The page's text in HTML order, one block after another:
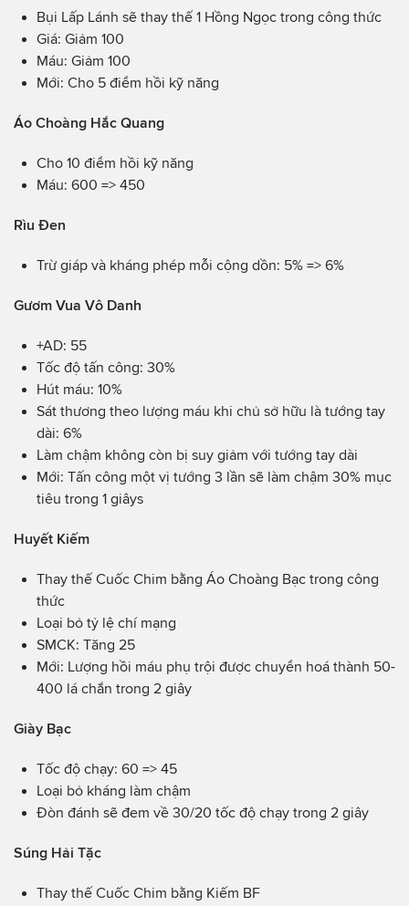
Bụi Lấp Lánh sẽ thay thế 1 Hồng Ngọc trong công thức
Giá: Giảm 100
Máu: Giảm 100
Mới: Cho 5 điểm hồi kỹ năng
Áo Choàng Hắc Quang
Cho 10 điểm hồi kỹ năng
Máu: 600 => 450
Rìu Đen
Trừ giáp và kháng phép mỗi cộng dồn: 5% => 6%
Gươm Vua Vô Danh
+AD: 55
Tốc độ tấn công: 30%
Hút máu: 10%
Sát thương theo lượng máu khi chủ sở hữu là tướng tay
dài: 6%
Làm chậm không còn bị suy giảm với tướng tay dài
Mới: Tấn công một vị tướng 3 lần sẽ làm chậm 30% mục
tiêu trong 1 giâys
Huyết Kiếm
Thay thế Cuốc Chim bằng Áo Choàng Bạc trong công
thức
Loại bỏ tỷ lệ chí mạng
SMCK: Tăng 25
Mới: Lượng hồi máu phụ trội được chuyển hoá thành 50-
400 lá chắn trong 2 giây
Giày Bạc
Tốc độ chạy: 60 => 45
Loại bỏ kháng làm chậm
Đòn đánh sẽ đem về 30/20 tốc độ chạy trong 2 giây
Súng Hải Tặc
Thay thế Cuốc Chim bằng Kiếm BF